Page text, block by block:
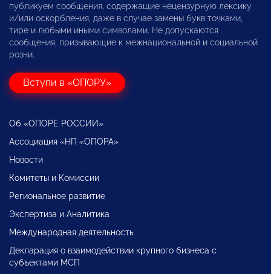
публикуем сообщения, содержащие нецензурную лексику
и/или оскорбления, даже в случае замены букв точками,
тире и любыми иными символами. Не допускаются
сообщения, призывающие к межнациональной и социальной
розни.
Вступи в «ОПОРУ»
Об «ОПОРЕ РОССИИ»
Ассоциация «НП «ОПОРА»
Новости
Комитеты и Комиссии
Региональное развитие
Экспертиза и Аналитика
Международная деятельность
Декларация о взаимодействии крупного бизнеса с
субъектами МСП